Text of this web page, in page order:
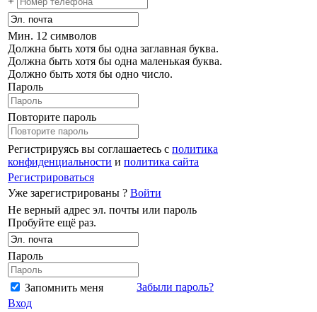
Мин. 12 символов
Должна быть хотя бы одна заглавная буква.
Должна быть хотя бы одна маленькая буква.
Должно быть хотя бы одно число.
Пароль
Повторите пароль
Регистрируясь вы соглашаетесь с политика
конфиденциальности и политика сайта
Регистрироваться
Уже зарегистрированы ? Войти
Не верный адрес эл. почты или пароль
Пробуйте ещё раз.
Пароль
Запомнить меня
Забыли пароль?
Вход